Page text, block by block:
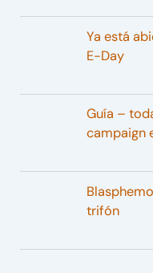
Ya está
E-Day
Guía –
campaign
trifón